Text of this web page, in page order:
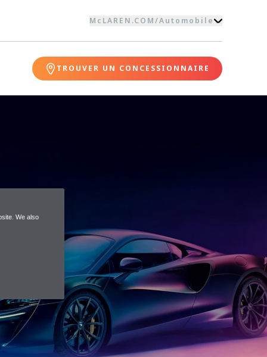
McLAREN.COM/Automobile
TROUVER UN CONCESSIONNAIRE
We also